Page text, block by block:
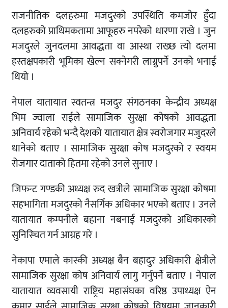
राजनीतिक दलहरुमा मजदुरको उपस्थिति कमजोर हुँदा
दलहरुको प्राथिमकतामा आफूहरु नपरेको धारणा राखे । जुन
मजदुरले जुनदलमा आवद्धता वा आस्था राख्छ त्यो दलमा
हस्तक्षपकारी भूमिका खेल्न सक्नेगरी लाग्नुपर्ने उनको भनाई
थियो ।
नेपाल यातायात स्वतन्त्र मजदुर संगठनका केन्द्रीय अध्यक्ष
भिम ज्वाला राईले सामाजिक सुरक्षा कोषको आवद्धता
अनिवार्य रहेको भन्दै देशको यातायात क्षेत्र स्वरोजगार मजुदरले
धानेको बताए । सामाजिक सुरक्षा कोष मजदुरको र स्वयम
रोजगार दाताको हितमा रहेको उनले सुनाए ।
जिफन्ट गण्डकी अध्यक्ष रुद खत्रीले सामाजिक सुरक्षा कोषमा
सहभागिता मजदुरको नैसर्गिक अधिकार भएको बताए । उनले
यातायात कम्पनीले बहाना नबनाई मजदुरको अधिकारको
सुनिस्चित गर्न आग्रह गरे ।
नेकापा एमाले कास्की अध्यक्ष बैन बहादुर अधिकारी क्षेत्रीले
सामाजिक सुरक्षा कोष अनिवार्य लागु गर्नुपर्ने बताए । नेपाल
यातायात व्यवसायी राष्ट्रिय महासंघका वरिष्ठ उपाध्यक्ष ऐन